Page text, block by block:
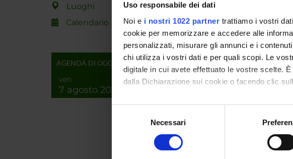
Uso responsabile dei dati
Noi e i nostri 1022 partner trattiamo i vostri
cookie per memorizzare e accedere alle
personalizzati, misurare gli annunci e i
chi utilizza i vostri dati e per quali scopi. Le
digitale in cui avete effettuato le vostre scelte.
dalla Dichiarazione sui cookie o facendo clic
Con il tuo consenso, vorremmo anche:
raccogliere informazioni sulla tua
digitali).
Necessari
Luoghi
Calendario
AGENDA DI OGGI
ven
7 agosto 2026
PARTECIPANTI AL
Marina Garbellotti